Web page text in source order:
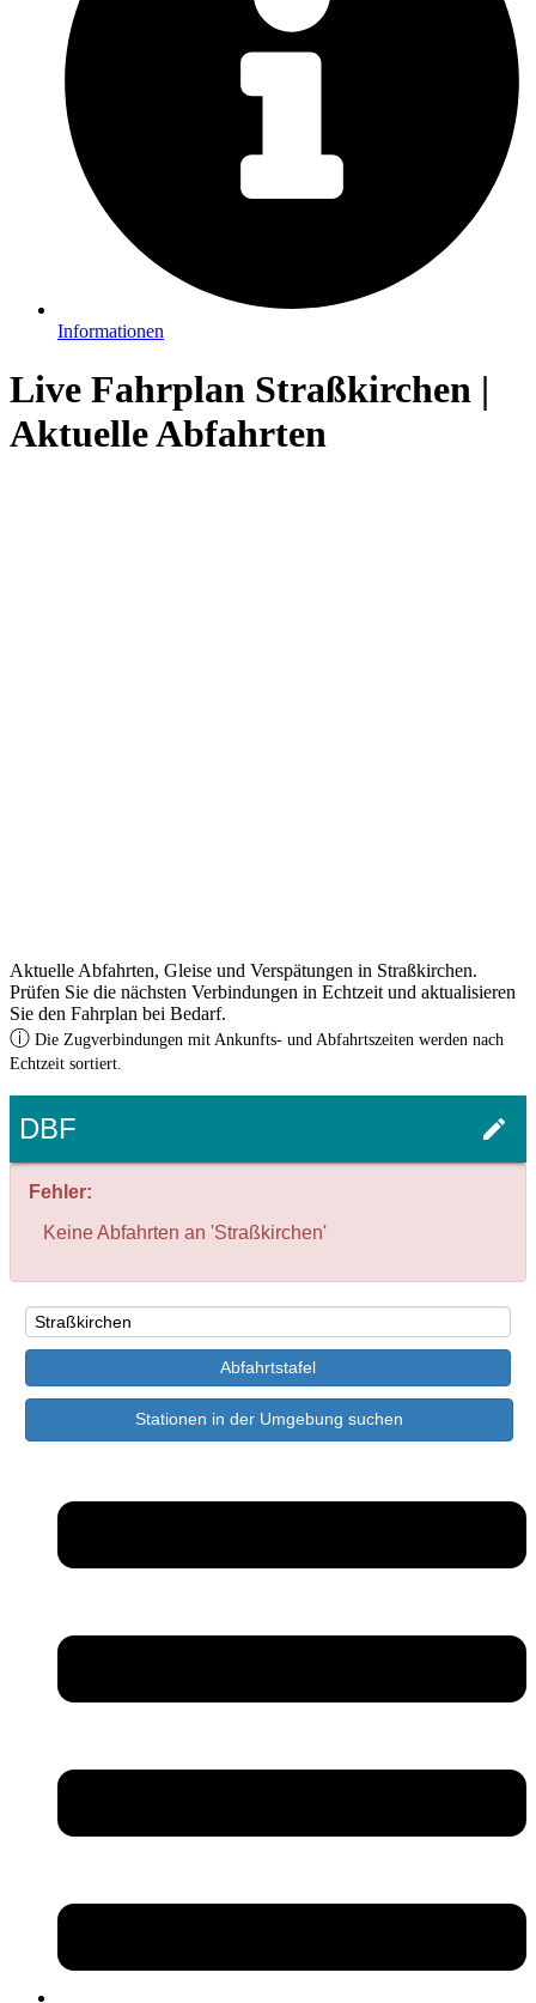
Informationen
Live Fahrplan Straßkirchen |
Aktuelle Abfahrten
Aktuelle Abfahrten, Gleise und Verspätungen in Straßkirchen.
Prüfen Sie die nächsten Verbindungen in Echtzeit und aktualisieren
Sie den Fahrplan bei Bedarf.
ⓘ Die Zugverbindungen mit Ankunfts- und Abfahrtszeiten werden nach
Echtzeit sortiert.